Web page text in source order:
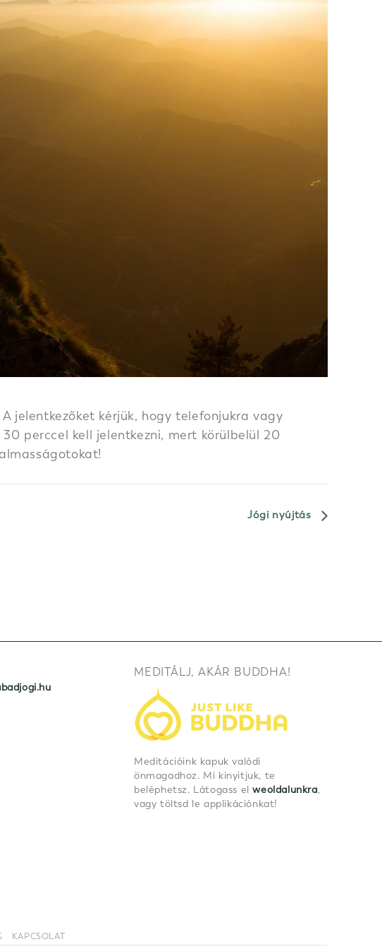
jelentkezőket kérjük, hogy telefonjukra vagy
perccel kell jelentkezni, mert körülbelül 20
Jógi nyújtás
MEDITÁLJ, AKÁR BUDDHA!
Meditációink kapuk valódi
önmagadhoz. Mi kinyitjuk, te
beléphetsz. Látogass elweoldalunkra,
vagy töltsd le applikációnkat!
KAPCSOLAT